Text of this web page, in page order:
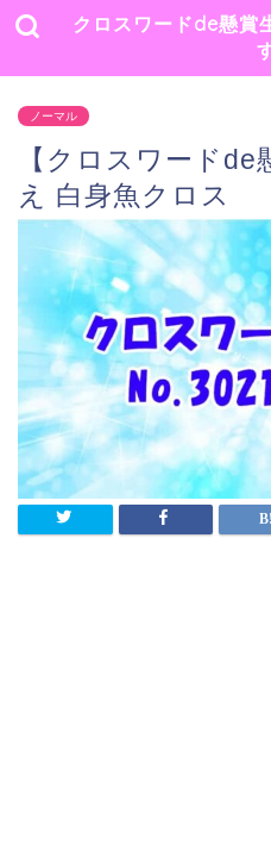
クロスワードde懸賞
ノーマル
【クロスワード
え 白身魚クロス